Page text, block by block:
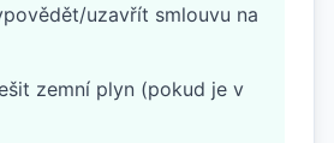
uzavřít smlouvu na
zemní plyn (pokud je v